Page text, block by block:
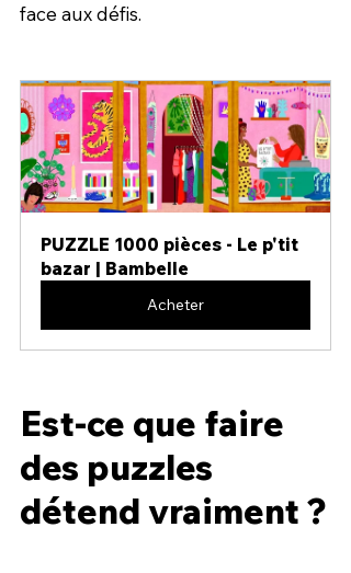
face aux défis.
PUZZLE 1000 pièces - Le p'tit
bazar | Bambelle
Acheter
Est-ce que faire
des puzzles
détend vraiment ?